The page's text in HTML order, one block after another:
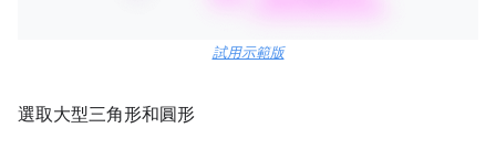
試用示範版
選取大型三角形和圓形